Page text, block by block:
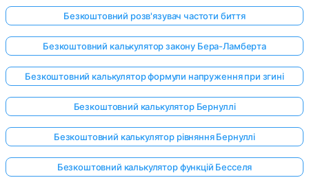
Безкоштовний розв'язувач частоти биття
Безкоштовний калькулятор закону Бера-Ламберта
Безкоштовний калькулятор формули напруження при згині
Безкоштовний калькулятор Бернуллі
Безкоштовний калькулятор рівняння Бернуллі
Безкоштовний калькулятор функцій Бесселя